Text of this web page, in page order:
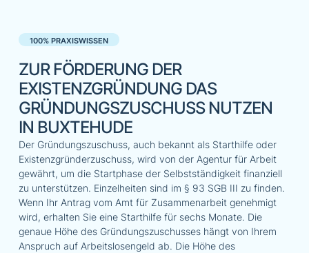
100% PRAXISWISSEN
ZUR FÖRDERUNG DER
EXISTENZGRÜNDUNG DAS
GRÜNDUNGSZUSCHUSS NUTZEN
IN BUXTEHUDE
Der Gründungszuschuss, auch bekannt als Starthilfe oder
Existenzgründerzuschuss, wird von der Agentur für Arbeit
gewährt, um die Startphase der Selbstständigkeit finanziell
zu unterstützen. Einzelheiten sind im § 93 SGB III zu finden.
Wenn Ihr Antrag vom Amt für Zusammenarbeit genehmigt
wird, erhalten Sie eine Starthilfe für sechs Monate. Die
genaue Höhe des Gründungszuschusses hängt von Ihrem
Anspruch auf Arbeitslosengeld ab. Die Höhe des